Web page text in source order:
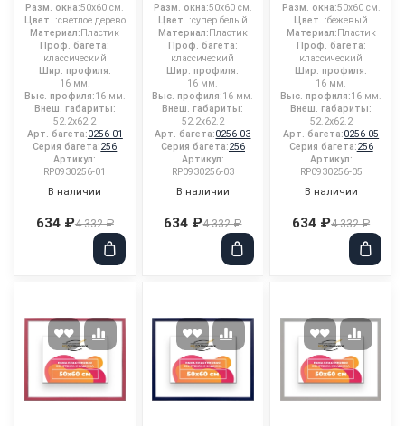
Разм. окна:50x60 см.
Цвет..:светлое дерево
Материал:Пластик
Проф. багета:
классический
Шир. профиля:
16 мм.
Выс. профиля:16 мм.
Внеш. габариты:
52.2x62.2
Арт. багета:0256-01
Серия багета:256
Артикул:
RP0930256-01
В наличии
634 ₽4 332 ₽
Разм. окна:50x60 см.
Цвет..:супер белый
Материал:Пластик
Проф. багета:
классический
Шир. профиля:
16 мм.
Выс. профиля:16 мм.
Внеш. габариты:
52.2x62.2
Арт. багета:0256-03
Серия багета:256
Артикул:
RP0930256-03
В наличии
634 ₽4 332 ₽
Разм. окна:50x60 см.
Цвет..:бежевый
Материал:Пластик
Проф. багета:
классический
Шир. профиля:
16 мм.
Выс. профиля:16 мм.
Внеш. габариты:
52.2x62.2
Арт. багета:0256-05
Серия багета:256
Артикул:
RP0930256-05
В наличии
634 ₽4 332 ₽